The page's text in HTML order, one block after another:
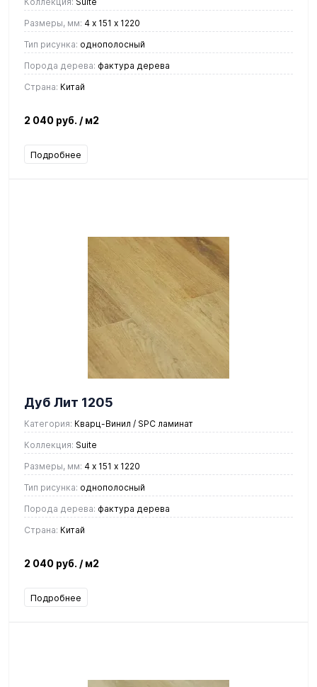
Размеры, мм: 4 х 151 х 1220
Тип рисунка: однополосный
Порода дерева: фактура дерева
Страна: Китай
2 040 руб. / м2
Подробнее
Дуб Лит 1205
Категория: Кварц-Винил / SPC ламинат
Коллекция: Suite
Размеры, мм: 4 х 151 х 1220
Тип рисунка: однополосный
Порода дерева: фактура дерева
Страна: Китай
2 040 руб. / м2
Подробнее